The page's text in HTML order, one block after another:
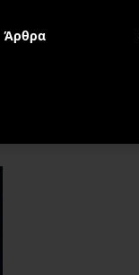
Άρθρα